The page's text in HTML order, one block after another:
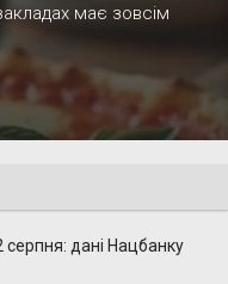
має зовсім
серпня: дані Нацбанку